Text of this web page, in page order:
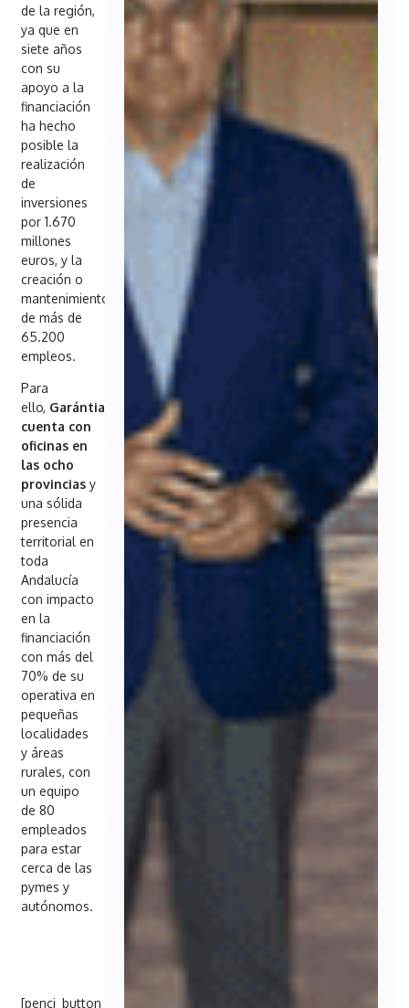
de la región,
ya que en
siete años
con su
apoyo a la
financiación
ha hecho
posible la
realización
de
inversiones
por 1.670
millones
euros, y la
creación o
mantenimiento
de más de
65.200
empleos.
Para
ello, Garántia
cuenta con
oficinas en
las ocho
provincias y
una sólida
presencia
territorial en
toda
Andalucía
con impacto
en la
financiación
con más del
70% de su
operativa en
pequeñas
localidades
y áreas
rurales, con
un equipo
de 80
empleados
para estar
cerca de las
pymes y
autónomos.
[penci_button